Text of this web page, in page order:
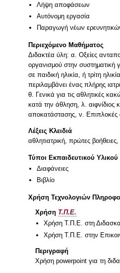
Λήψη αποφάσεων
Αυτόνομη εργασία
Παραγωγή νέων
Περιεχόμενο Μαθήματος
Διδακτέα ύλη: α. Οξείες
οργανισμού στην συστηματική
σε παιδική ηλικία, ή τρίτη
περιλαμβάνει ένας πλήρης
θ. Γενικά για τις αθλητικές
κατά την άθληση, λ.
αποκατάστασης, ν. Επιπλοκές
Λέξεις Κλειδιά
αθλητιατρική, πρώτες
Τύποι Εκπαιδευτικού Υλικού
Διαφάνειες
Βιβλίο
Χρήση Τεχνολογιών
Χρήση Τ.Π.Ε.
Χρήση Τ.Π.Ε. στη
Χρήση Τ.Π.Ε. στην
Περιγραφή
Χρήση powerpoint για τη